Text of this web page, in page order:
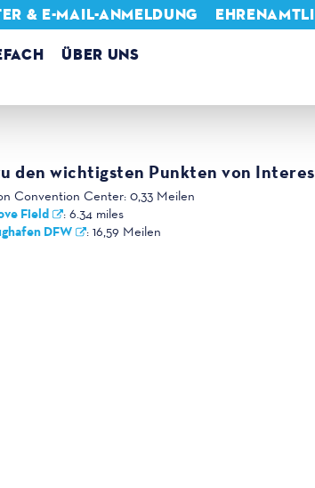
ÜBER UNS
& E-MAIL-ANMELDUNG
den wichtigsten Punkten von
Convention Center: 0,33 Meilen
Field : 6.34 miles
DFW : 16,59 Meilen